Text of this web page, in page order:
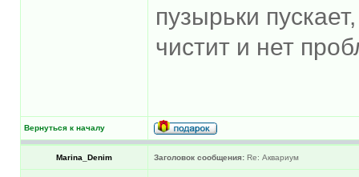
пузырьки
чистит и нет
Вернуться к началу
Marina_Denim Заголовок сообщения: Re: Аквариум